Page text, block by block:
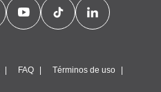
FAQ Términos de uso